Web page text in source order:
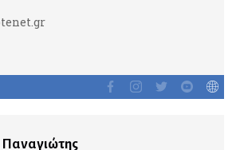
Παναγιώτης